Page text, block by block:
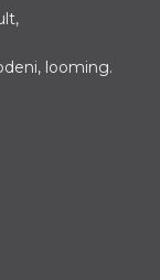
looming.